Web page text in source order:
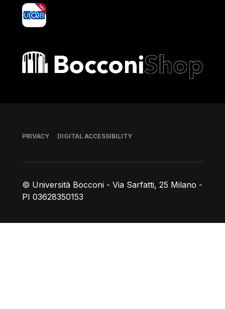
yoU@B
Bocconi shop
© Università Bocconi - Via Sarfatti, 25 Milano -
PI 03628350153
Footer
PRIVACY DIGITAL ACCESSIBILITY